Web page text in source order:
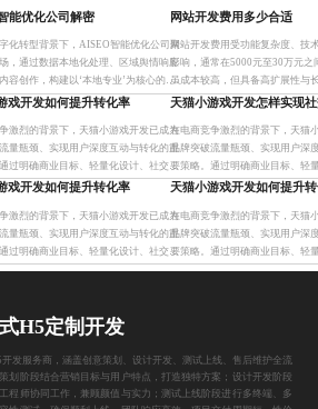
能优化公司解密
化转型背景下，AISEO智能优化公司聚
，通过数据本地化处理、区域舆情响应
容创作，构建以‘本地专业’为核心的动
，助力中小企业实现精准获客与可持续
网站开发费用多少合适
网站开发费用受功能复杂度、技
影响，通常在5000元至30万元之
虽成本较高，但具备高扩展性与
阶段实施可有效控制预算。合理
戏开发如何提升转化率
激烈的背景下，天猫小游戏开发已成为
量瓶颈、实现用户深度互动与转化的重
过明确商业目标、轻量化设计、社交裂
据驱动优化，构建可持续增长闭环，助
天猫小游戏开发怎样实现
在电商竞争激烈的背景下，天猫
品牌突破流量瓶颈、实现用户深
要策略。通过明确商业目标、轻
变机制与数据驱动优化，构建可
戏开发如何提升转化率
激烈的背景下，天猫小游戏开发已成为
量瓶颈、实现用户深度互动与转化的重
过明确商业目标、轻量化设计、社交裂
天猫小游戏开发如何提升
在电商竞争激烈的背景下，天猫
品牌突破流量瓶颈、实现用户深
要策略。通过明确商业目标、轻
H5定制开发
发服务商，涵盖创意策划、设计开发、测试上线、售后维护全流
划阶段结合营销目标与用户特点，打造独特方案；设计开发阶段
程师协同工作，兼顾颜值与实力；测试上线阶段进行多终端、多